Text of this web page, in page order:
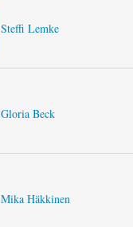
Steffi Lemke
Gloria Beck
Mika Häkkinen